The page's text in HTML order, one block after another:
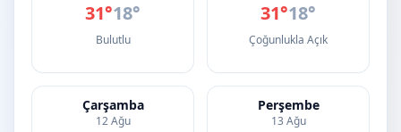
31°18°
Bulutlu
31°18°
Çoğunlukla Açık
Çarşamba
12 Ağu
Perşembe
13 Ağu